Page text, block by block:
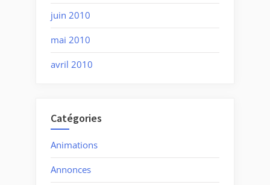
juin 2010
mai 2010
avril 2010
Catégories
Animations
Annonces